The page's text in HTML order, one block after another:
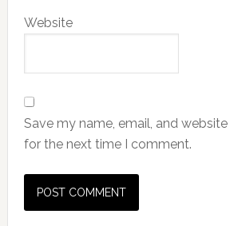
Website
Save my name, email, and
for the next time I comment.